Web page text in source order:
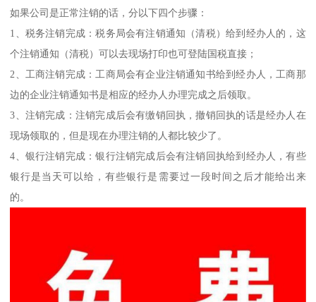
如果公司是正常注销的话，分以下四个步骤：
1、税务注销完成：税务局会有注销通知（清税）给到经办人的，这
个注销通知（清税）可以去现场打印也可登陆国税直接；
2、工商注销完成：工商局会有企业注销通知书给到经办人，工商那
边的企业注销通知书是相应的经办人办理完成之后领取。
3、注销完成：注销完成后会有缴销回执，撤销回执的话是经办人在
现场领取的，但是现在办理注销的人都比较少了。
4、银行注销完成：银行注销完成后会有注销回执给到经办人，有些
银行是当天可以给，有些银行是需要过一段时间之后才能给出来
的。